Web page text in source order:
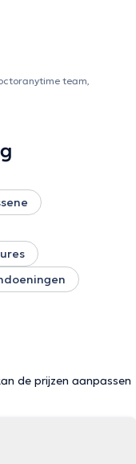
team,
de prijzen aanpassen